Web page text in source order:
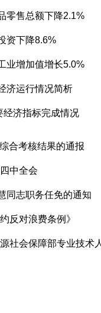
零售总额下降2.1%
资下降8.6%
业增加值增长5.0%
济运行情况简析
经济指标完成情况
合考核结果的通报
中全会
同志职务任免的通知
反对浪费条例》
会保障部专业技术人员